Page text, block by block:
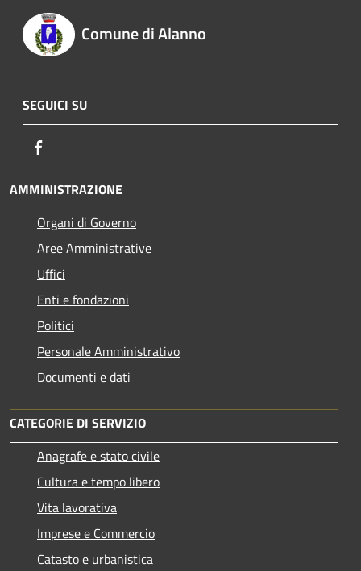
Comune di Alanno
SEGUICI SU
AMMINISTRAZIONE
Organi di Governo
Aree Amministrative
Uffici
Enti e fondazioni
Politici
Personale Amministrativo
Documenti e dati
CATEGORIE DI SERVIZIO
Anagrafe e stato civile
Cultura e tempo libero
Vita lavorativa
Imprese e Commercio
Catasto e urbanistica